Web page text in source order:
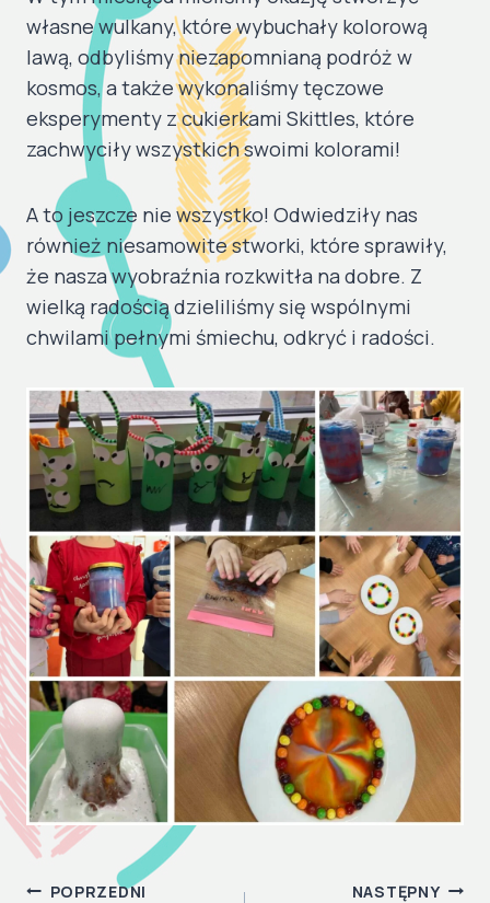
własne wulkany, które wybuchały kolorową
lawą, odbyliśmy niezapomnianą podróż w
kosmos, a także wykonaliśmy tęczowe
eksperymenty z cukierkami Skittles, które
zachwyciły wszystkich swoimi kolorami!
A to jeszcze nie wszystko! Odwiedziły nas
również niesamowite stworki, które sprawiły,
że nasza wyobraźnia rozkwitła na dobre. Z
wielką radością dzieliliśmy się wspólnymi
chwilami pełnymi śmiechu, odkryć i radości.
NAWIGACJA
POPRZEDNI NASTĘPNY